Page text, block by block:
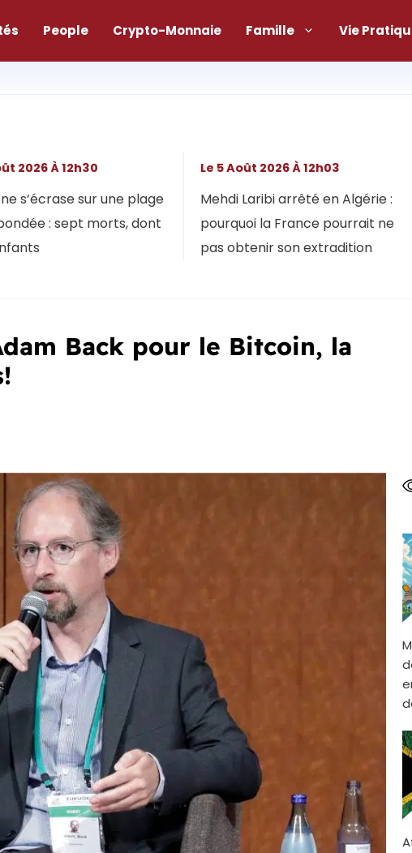
People Crypto-Monnaie Famille Vie
s’écrase sur une plage
: sept morts, dont
2026 À 12h30
Mehdi Laribi arrêté en Algérie :
pourquoi la France pourrait ne
pas obtenir son extradition
Le 5 Août 2026 À 12h03
Back pour le Bitcoin, la